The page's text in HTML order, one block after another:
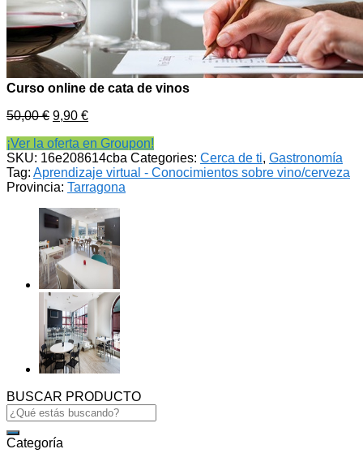
Curso online de cata de vinos
50,00€ 9,90 €
¡Ver la oferta en Groupon!
SKU: 16e208614cba Categories: Cerca de ti, Gastronomía
Tag: Aprendizaje virtual - Conocimientos sobre vino/cerveza
Provincia: Tarragona
BUSCAR PRODUCTO
Search
for:
Categoría